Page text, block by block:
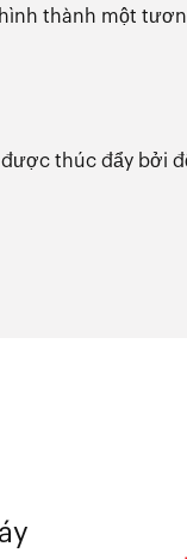
thành một
thúc đẩy bởi